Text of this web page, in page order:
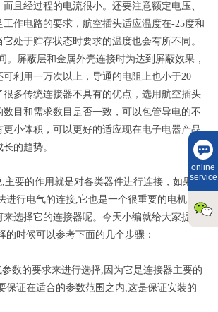
且经过程的电流很小。还要注意额定电压、
作电路的要求，航空插头适应温度在-25度和
处于贮存状态时要求的温度也会有所不同。
。屏蔽层和金属外壳连接时为达到屏蔽效果，
利用一万次以上，导通的电阻上也小于20
很多传统连接器不具有的优点，选用航空插头
数目和需求数目是否一致，可以包管导电的不
小体积，可以更好的适应现在电子电器产品
的趋势。
要的作用就是对各类器件进行连接，如果没
进行电气的连接,它也是一个很重要的电机元
选择它的连接器呢。今天小编就给大家提出
的时候可以参考下面的几个步骤：
数的要求来进行选择,因为它是连接器主要的
保证在适合的参数范围之内,这是保证安装的
online
service